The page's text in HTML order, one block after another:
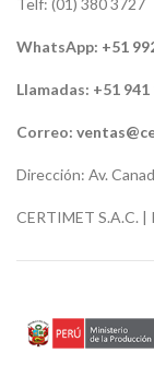
Telf: (01) 380 3727
WhatsApp: +51
Llamadas: +51 941
Correo:
Dirección: Av.
CERTIMET S.A.C.